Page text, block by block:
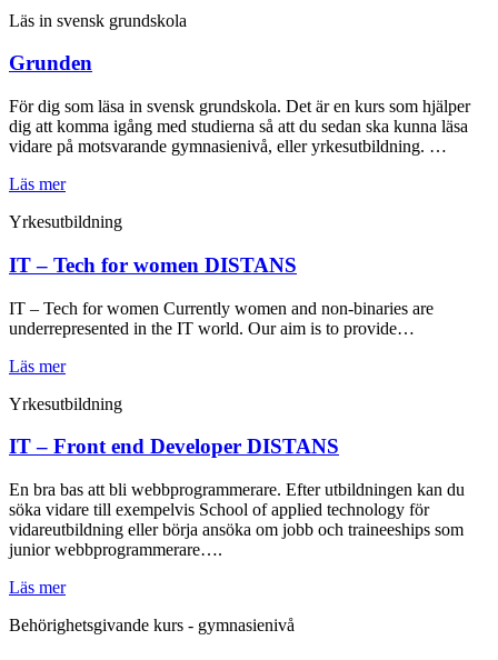
Läs in svensk grundskola
Grunden
För dig som läsa in svensk grundskola. Det är en kurs som hjälper
dig att komma igång med studierna så att du sedan ska kunna läsa
vidare på motsvarande gymnasienivå, eller yrkesutbildning. …
Läs mer
Yrkesutbildning
IT – Tech for women DISTANS
IT – Tech for women Currently women and non-binaries are
underrepresented in the IT world. Our aim is to provide…
Läs mer
Yrkesutbildning
IT – Front end Developer DISTANS
En bra bas att bli webbprogrammerare. Efter utbildningen kan du
söka vidare till exempelvis School of applied technology för
vidareutbildning eller börja ansöka om jobb och traineeships som
junior webbprogrammerare….
Läs mer
Behörighetsgivande kurs - gymnasienivå